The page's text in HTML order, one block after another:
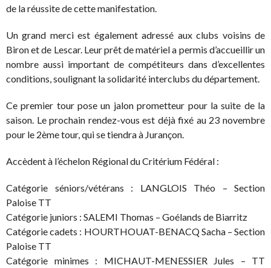
de la réussite de cette manifestation.
Un grand merci est également adressé aux clubs voisins de
Biron et de Lescar. Leur prêt de matériel a permis d’accueillir un
nombre aussi important de compétiteurs dans d’excellentes
conditions, soulignant la solidarité interclubs du département.
Ce premier tour pose un jalon prometteur pour la suite de la
saison. Le prochain rendez-vous est déjà fixé au 23 novembre
pour le 2ème tour, qui se tiendra à Jurançon.
Accèdent à l’échelon Régional du Critérium Fédéral :
Catégorie séniors/vétérans : LANGLOIS Théo – Section
Paloise TT
Catégorie juniors : SALEMI Thomas – Goélands de Biarritz
Catégorie cadets : HOURTHOUAT-BENACQ Sacha – Section
Paloise TT
Catégorie minimes : MICHAUT-MENESSIER Jules – TT